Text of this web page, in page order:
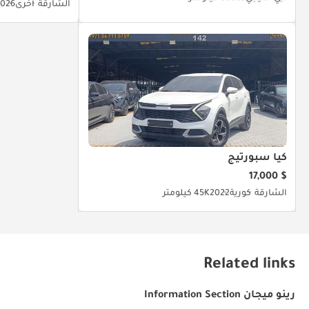
الشارقة أخرى
كيا سبورتيج
$ 17,000
الشارقة كورية202245K كيلومتر
Related links
رينو ميجان Information Section